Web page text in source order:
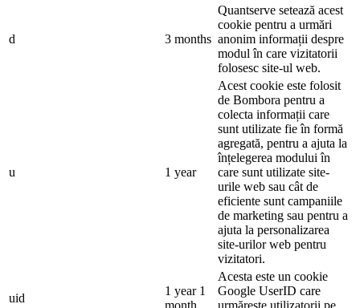
d 3 months
Quantserve setează acest
cookie pentru a urmări
anonim informații despre
modul în care vizitatorii
folosesc site-ul web.
u 1 year
Acest cookie este folosit
de Bombora pentru a
colecta informații care
sunt utilizate fie în formă
agregată, pentru a ajuta la
înțelegerea modului în
care sunt utilizate site-
urile web sau cât de
eficiente sunt campaniile
de marketing sau pentru a
ajuta la personalizarea
site-urilor web pentru
vizitatori.
uid
1 year 1
month
Acesta este un cookie
Google UserID care
urmărește utilizatorii pe